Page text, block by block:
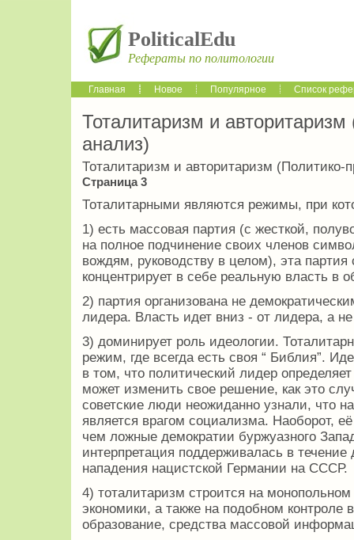
PoliticalEdu
Рефераты по политологии
Главная Новое Популярное Список
Тоталитаризм и
анализ)
Тоталитаризм и авторитаризм (Политико-
Страница 3
Тоталитарными являются режимы, при
1) есть массовая партия (с жесткой,
на полное подчинение своих членов
вождям, руководству в целом), эта партия
концентрирует в себе реальную власть в
2) партия организована не
лидера. Власть идет вниз - от лидера, а
3) доминирует роль идеологии.
режим, где всегда есть своя “ Библия”.
в том, что политический лидер
может изменить свое решение, как это
советские люди неожиданно узнали, что
является врагом социализма. Наоборот,
чем ложные демократии буржуазного
интерпретация поддерживалась в течение
нападения нацистской Германии на СССР.
4) тоталитаризм строится на
экономики, а также на подобном
образование, средства массовой